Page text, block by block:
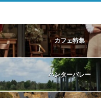
カフェ特集
ハンターバレー